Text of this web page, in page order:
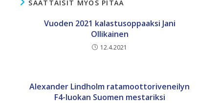
SAATTAISIT MYÖS PITÄÄ
Vuoden 2021 kalastusoppaaksi Jani
Ollikainen
12.4.2021
Alexander Lindholm ratamoottoriveneilyn
F4-luokan Suomen mestariksi